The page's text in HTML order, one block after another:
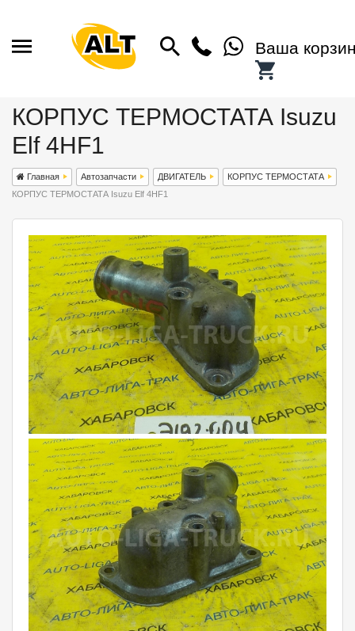
Ваша
КОРПУС ТЕРМОСТАТА Isuzu
Elf 4HF1
Главная Автозапчасти ДВИГАТЕЛЬ
КОРПУС ТЕРМОСТАТА
КОРПУС ТЕРМОСТАТА Isuzu Elf 4HF1